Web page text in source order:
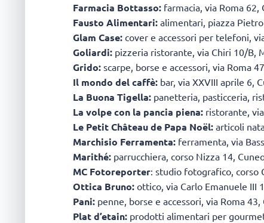
Farmacia Bottasso: farmacia, via Roma 62,
Fausto Alimentari: alimentari, piazza
Glam Case: cover e accessori per telefoni,
Goliardi: pizzeria ristorante, via Chiri 10/B,
Grido: scarpe, borse e accessori, via Roma
Il mondo del caffè: bar, via XXVIII aprile 6,
La Buona Tigella: panetteria, pasticceria,
La volpe con la pancia piena: ristorante,
Le Petit Château de Papa Noël: articoli
Marchisio Ferramenta: ferramenta, via
Marithé: parrucchiera, corso Nizza 14,
MC Fotoreporter: studio fotografico, corso
Ottica Bruno: ottico, via Carlo Emanuele III
Pani: penne, borse e accessori, via Roma 43,
Plat d’etain: prodotti alimentari per